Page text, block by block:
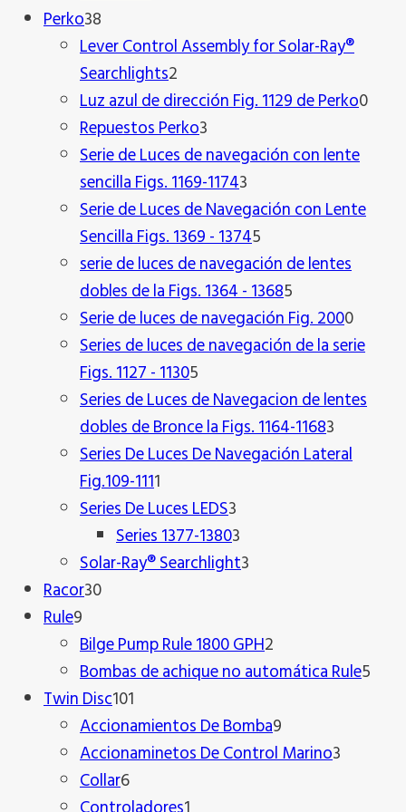
Perko38
productos
Lever Control Assembly for Solar-Ray®
Searchlights2
productos
Luz azul de dirección Fig. 1129 de Perko00
Repuestos Perko3
productos
Serie de Luces de navegación con lente
sencilla Figs. 1169-11743
productos
Serie de Luces de Navegación con Lente
Sencilla Figs. 1369 - 13745
productos
serie de luces de navegación de lentes
dobles de la Figs. 1364 - 13685
productos
Serie de luces de navegación Fig. 20000
Series de luces de navegación de la serie
Figs. 1127 - 11305
productos
Series de Luces de Navegacion de lentes
dobles de Bronce la Figs. 1164-11683
Series De Luces De Navegación Lateral
Fig.109-1111
producto
Series De Luces LEDS3
productos
Series 1377-13803
productos
Solar-Ray® Searchlight3
Racor3030
Rule9
productos
Bilge Pump Rule 1800 GPH2
productos
Bombas de achique no automática Rule5
Twin Disc101
productos
Accionamientos De Bomba9
productos
Accionaminetos De Control Marino3
Collar66